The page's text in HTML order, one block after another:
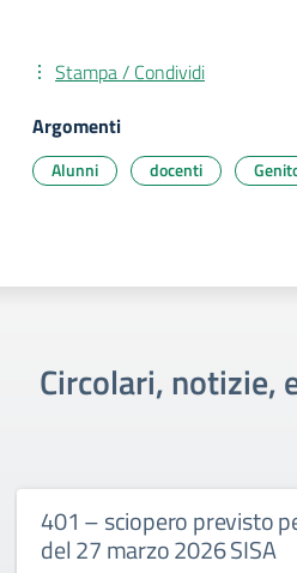
Stampa / Condividi
Argomenti
Alunni docenti
Circolari, notizie,
401 – sciopero previsto
del 27 marzo 2026 SISA